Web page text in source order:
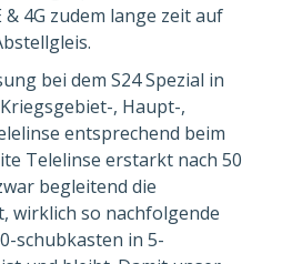
4G zudem lange zeit auf
bei dem S24 Spezial in
, Haupt-,
entsprechend beim
Telelinse erstarkt nach 50
begleitend die
wirklich so nachfolgende
schubkasten in 5-